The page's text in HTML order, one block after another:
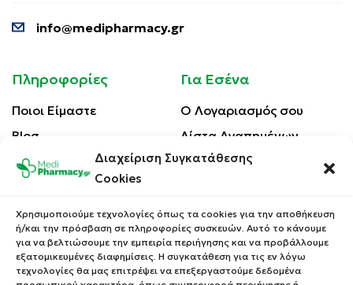
Διαχείριση Συγκατάθεσης
Cookies
Χρησιμοποιούμε τεχνολογίες όπως τα cookies για την αποθήκευση
ή/και την πρόσβαση σε πληροφορίες συσκευών. Αυτό το κάνουμε
για να βελτιώσουμε την εμπειρία περιήγησης και να προβάλλουμε
εξατομικευμένες διαφημίσεις. Η συγκατάθεση για τις εν λόγω
τεχνολογίες θα μας επιτρέψει να επεξεργαστούμε δεδομένα
info@medipharmacy.gr
Πληροφορίες
Ποιοι Είμαστε
Blog
Επικοινωνία
Πολιτική Απορρήτου
Τρόποι Αποστολής
Τρόποι Πληρωμής
Για Εσένα
Ο Λογαριασμός σου
Λίστα Αγαπημένων
Οι Παραγγελίες σου
Κέρδισε Κουπόνι
Έκπτωσης